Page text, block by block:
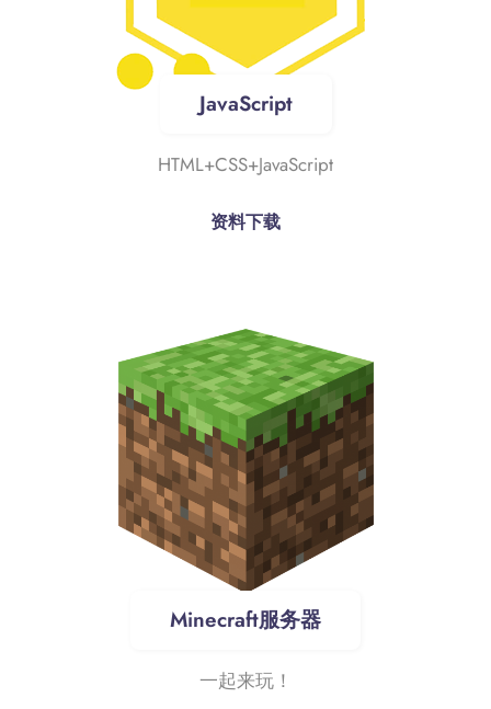
JavaScript
HTML+CSS+JavaScript
资料下载
Minecraft服务器
一起来玩！